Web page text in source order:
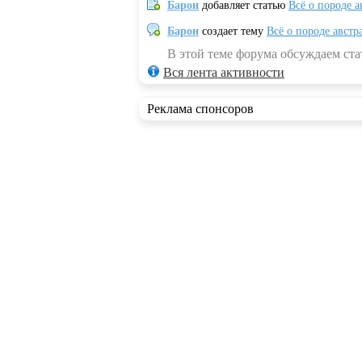
Барон добавляет статью Всё о породе
Барон создает тему Всё о породе
В этой теме форума обсуждаем
Вся лента активности
Реклама спонсоров